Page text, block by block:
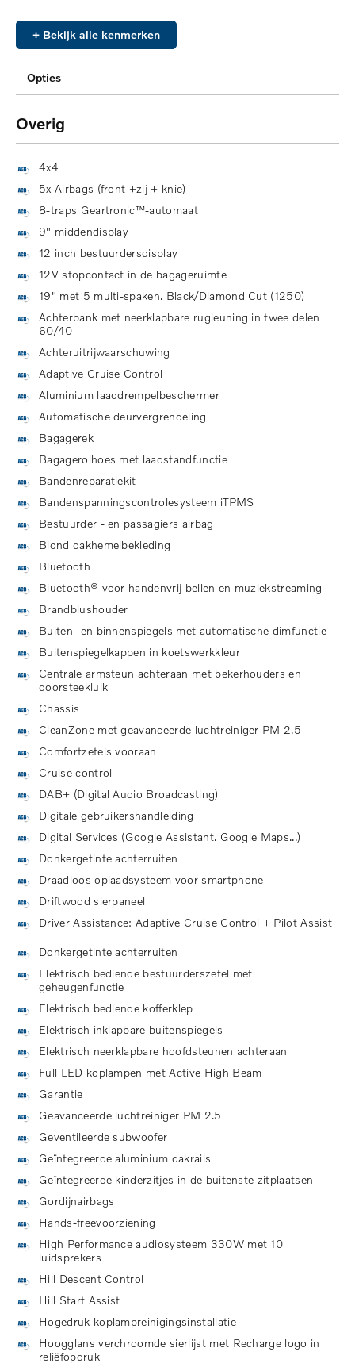
+ Bekijk alle kenmerken
Opties
Overig
4x4
5x Airbags (front +zij + knie)
8-traps Geartronic™-automaat
9" middendisplay
12 inch bestuurdersdisplay
12V stopcontact in de bagageruimte
19" met 5 multi-spaken. Black/Diamond Cut (1250)
Achterbank met neerklapbare rugleuning in twee delen
60/40
Achteruitrijwaarschuwing
Adaptive Cruise Control
Aluminium laaddrempelbeschermer
Automatische deurvergrendeling
Bagagerek
Bagagerolhoes met laadstandfunctie
Bandenreparatiekit
Bandenspanningscontrolesysteem iTPMS
Bestuurder - en passagiers airbag
Blond dakhemelbekleding
Bluetooth
Bluetooth® voor handenvrij bellen en muziekstreaming
Brandblushouder
Buiten- en binnenspiegels met automatische dimfunctie
Buitenspiegelkappen in koetswerkkleur
Centrale armsteun achteraan met bekerhouders en
doorsteekluik
Chassis
CleanZone met geavanceerde luchtreiniger PM 2.5
Comfortzetels vooraan
Cruise control
DAB+ (Digital Audio Broadcasting)
Digitale gebruikershandleiding
Digital Services (Google Assistant. Google Maps...)
Donkergetinte achterruiten
Draadloos oplaadsysteem voor smartphone
Driftwood sierpaneel
Driver Assistance: Adaptive Cruise Control + Pilot Assist
Donkergetinte achterruiten
Elektrisch bediende bestuurderszetel met
geheugenfunctie
Elektrisch bediende kofferklep
Elektrisch inklapbare buitenspiegels
Elektrisch neerklapbare hoofdsteunen achteraan
Full LED koplampen met Active High Beam
Garantie
Geavanceerde luchtreiniger PM 2.5
Geventileerde subwoofer
Geïntegreerde aluminium dakrails
Geïntegreerde kinderzitjes in de buitenste zitplaatsen
Gordijnairbags
Hands-freevoorziening
High Performance audiosysteem 330W met 10
luidsprekers
Hill Descent Control
Hill Start Assist
Hogedruk koplampreinigingsinstallatie
Hoogglans verchroomde sierlijst met Recharge logo in
reliëfopdruk